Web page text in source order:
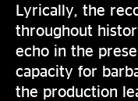
Lyrically, the
throughout
echo in the
capacity for
the production